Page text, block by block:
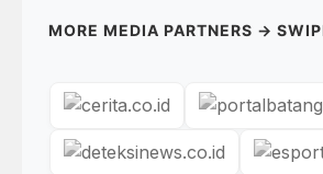
MORE MEDIA PARTNERS →